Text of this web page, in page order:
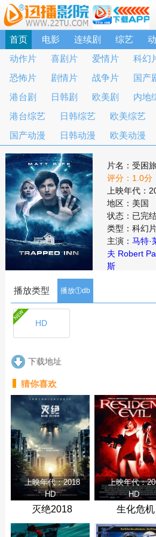
首页 电影 连续剧 综艺
动作片
喜剧片 爱情片
科幻
恐怖片
剧情片 战争片
国产
港台剧
日韩剧 欧美剧
内地
港台综艺
日韩综艺
欧美综艺
国产动漫
日韩动漫 欧美动漫
片名：受困
评分：1.0分
上映年代：
地区：美国
状态：已完
类型：科幻
主演： 马特·
夫 Robert
斯
Teammates
播放类型 播放①db
HD
下载地址
猜你喜欢
上映年代：2018
HD
灭绝2018
上映年代：
HD
生化危机